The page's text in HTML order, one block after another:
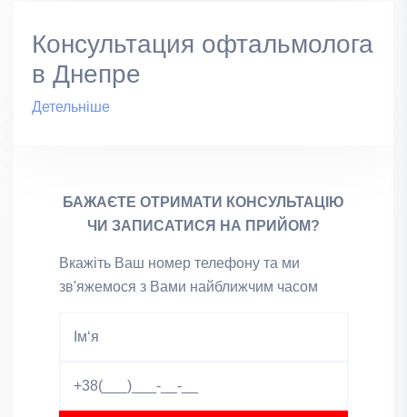
Консультация офтальмолога
в Днепре
Детельніше
БАЖАЄТЕ ОТРИМАТИ КОНСУЛЬТАЦІЮ
ЧИ ЗАПИСАТИСЯ НА ПРИЙОМ?
Вкажіть Ваш номер телефону та ми
зв'яжемося з Вами найближчим часом